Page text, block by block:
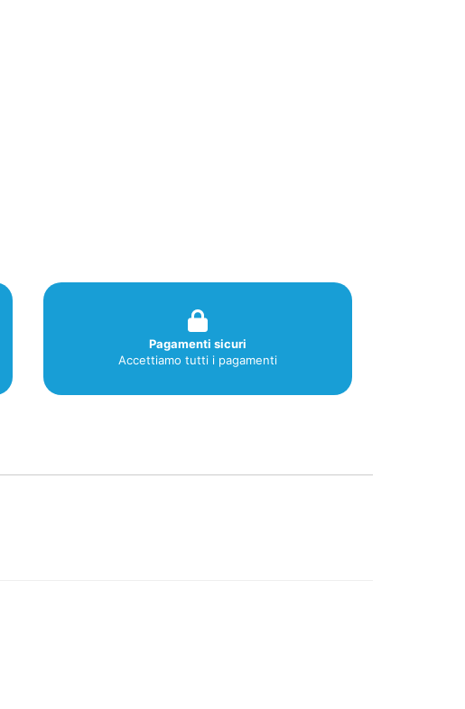
Pagamenti sicuri
Accettiamo tutti i pagamenti